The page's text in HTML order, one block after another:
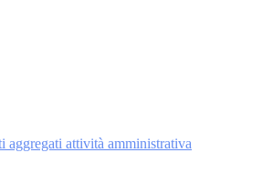
aggregati attività amministrativa